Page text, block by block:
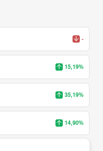
-
15,19%
35,19%
14,90%